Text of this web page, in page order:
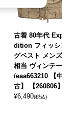
古着 80年代 Expe
dition フィッシン
グベスト メンズL
相当 ヴィンテージ
/eaa663210 【中
古】 【260806】
¥6,490(税込)